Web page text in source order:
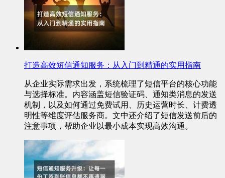
打造高效短信通知服务：从入门到精通的实用指南
从企业实际需求出发，系统梳理了短信平台的核心功能
与选择标准。内容涵盖短信验证码、通知类消息的发送
机制，以及如何通过免费试用、历史运营时长、计费透
明性等维度评估服务商。文中还介绍了短信发送前后的
注意事项，帮助企业以最小成本实现高效沟通。